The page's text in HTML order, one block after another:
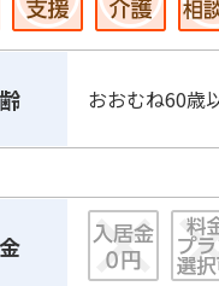
おおむね60歳